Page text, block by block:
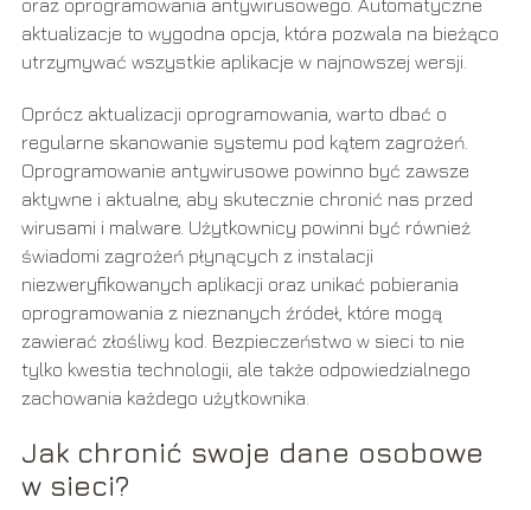
oraz oprogramowania antywirusowego. Automatyczne
aktualizacje to wygodna opcja, która pozwala na bieżąco
utrzymywać wszystkie aplikacje w najnowszej wersji.
Oprócz aktualizacji oprogramowania, warto dbać o
regularne skanowanie systemu pod kątem zagrożeń.
Oprogramowanie antywirusowe powinno być zawsze
aktywne i aktualne, aby skutecznie chronić nas przed
wirusami i malware. Użytkownicy powinni być również
świadomi zagrożeń płynących z instalacji
niezweryfikowanych aplikacji oraz unikać pobierania
oprogramowania z nieznanych źródeł, które mogą
zawierać złośliwy kod. Bezpieczeństwo w sieci to nie
tylko kwestia technologii, ale także odpowiedzialnego
zachowania każdego użytkownika.
Jak chronić swoje dane osobowe
w sieci?